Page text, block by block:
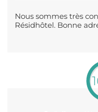
Nous sommes très
Résidhôtel. Bonne